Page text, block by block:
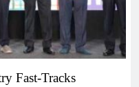
Fast-Tracks